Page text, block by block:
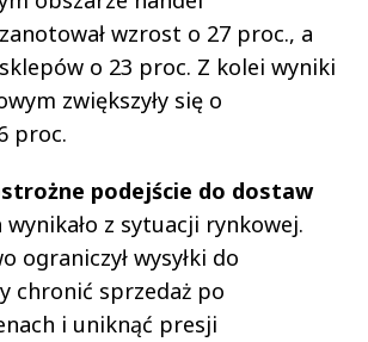
wzrost o 27 proc., a
o 23 proc. Z kolei wyniki
zwiększyły się o
proc.
podejście do dostaw
wynikało z sytuacji rynkowej.
ograniczył wysyłki do
chronić sprzedaż po
i uniknąć presji